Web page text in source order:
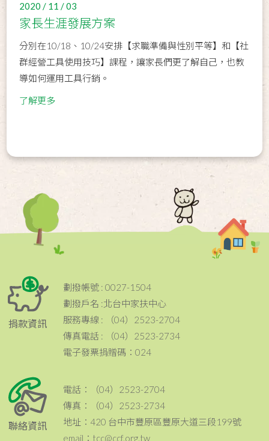
2020 / 11 / 03
家長生涯發展方案
分別在10/18、10/24安排【求職準備與性別平等】和【社
群經營工具使用技巧】課程，讓家長們更了解自己，也教
導如何運用工具行銷。
了解更多
捐款資訊
劃撥帳號 : 0027-1504
劃撥戶名 :北台中家扶中心
服務專線 : （04）2523-2704
傳真電話 : （04）2523-2734
電子發票捐贈碼：024
聯絡資訊
電話：（04）2523-2704
傳真：（04）2523-2734
地址：420 台中市豐原區豐原大道三段199號
email：tcc@ccf.org.tw